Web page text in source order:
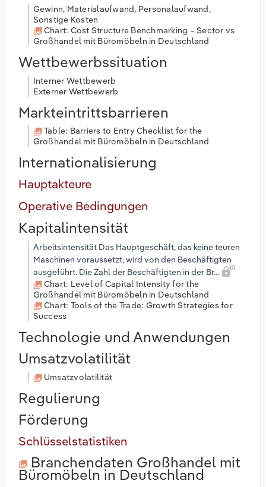
Gewinn, Materialaufwand, Personalaufwand,
Sonstige Kosten
Chart: Cost Structure Benchmarking – Sector vs
Großhandel mit Büromöbeln in Deutschland
Wettbewerbssituation
Interner Wettbewerb
Externer Wettbewerb
Markteintrittsbarrieren
Table: Barriers to Entry Checklist for the
Großhandel mit Büromöbeln in Deutschland
Internationalisierung
Hauptakteure
Operative Bedingungen
Kapitalintensität
Arbeitsintensität Das Hauptgeschäft, das keine teuren
Maschinen voraussetzt, wird von den Beschäftigten
ausgeführt. Die Zahl der Beschäftigten in der Br...
Chart: Level of Capital Intensity for the
Großhandel mit Büromöbeln in Deutschland
Chart: Tools of the Trade: Growth Strategies for
Success
Technologie und Anwendungen
Umsatzvolatilität
Umsatzvolatilität
Regulierung
Förderung
Schlüsselstatistiken
Branchendaten Großhandel mit
Büromöbeln in Deutschland